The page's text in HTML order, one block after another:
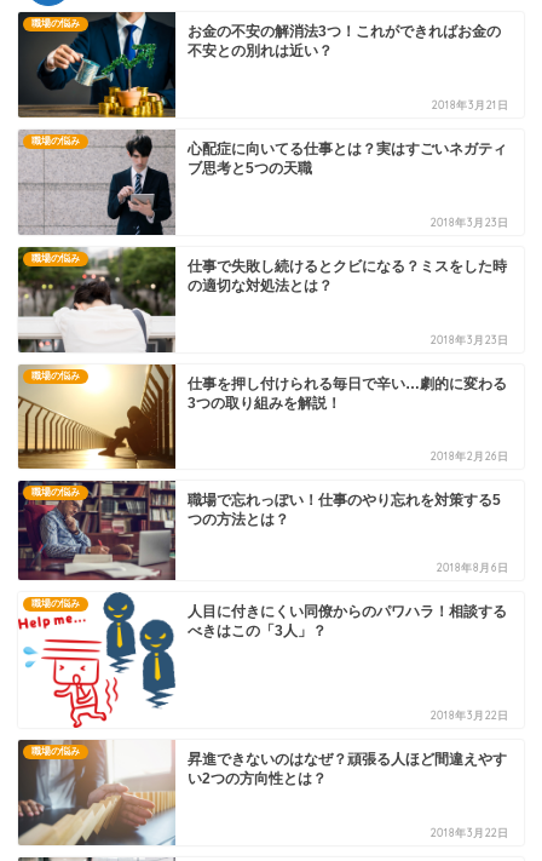
職場の悩み
お金の不安の解消法3つ！これができればお金の
不安との別れは近い？
2018年3月21日
職場の悩み
心配症に向いてる仕事とは？実はすごいネガティ
ブ思考と5つの天職
2018年3月23日
職場の悩み
仕事で失敗し続けるとクビになる？ミスをした時
の適切な対処法とは？
2018年3月23日
職場の悩み
仕事を押し付けられる毎日で辛い…劇的に変わる
3つの取り組みを解説！
2018年2月26日
職場の悩み
職場で忘れっぽい！仕事のやり忘れを対策する5
つの方法とは？
2018年8月6日
職場の悩み
人目に付きにくい同僚からのパワハラ！相談する
べきはこの「3人」？
2018年3月22日
職場の悩み
昇進できないのはなぜ？頑張る人ほど間違えやす
い2つの方向性とは？
2018年3月22日